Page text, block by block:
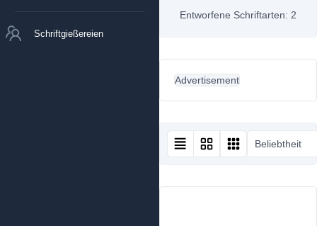
Schriftgießereien
Entworfene Schriftarten: 2
Advertisement
Beliebtheit